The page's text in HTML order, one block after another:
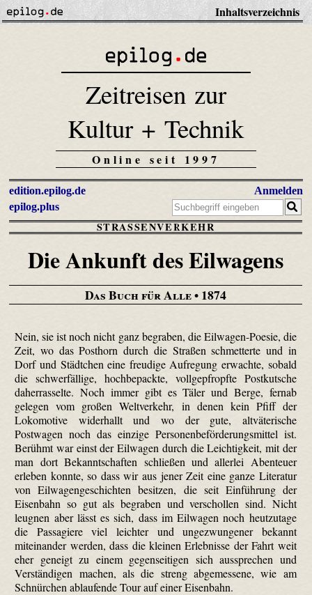
Inhaltsverzeichnis
Zeitreisen zur
Kultur + Technik
Online seit 1997
edition.epilog.de
epilog.plus
Anmelden
STRASSENVERKEHR
Die Ankunft des Eilwagens
Das Buch für Alle• 1874
Nein, sie ist noch nicht ganz begraben, die Eilwagen-Poesie, die
Zeit, wo das Posthorn durch die Straßen schmetterte und in
Dorf und Städtchen eine freudige Aufregung erwachte, sobald
die schwerfällige, hoch­bepackte, vollgepfropfte Postkutsche
daher­rasselte. Noch immer gibt es Täler und Berge, fernab
gelegen vom großen Weltverkehr, in denen kein Pfiff der
Lokomotive widerhallt und wo der gute, alt­väterische
Postwagen noch das einzige Personenbeförderungsmittel ist.
Berühmt war einst der Eilwagen durch die Leichtigkeit, mit der
man dort Bekanntschaften schließen und allerlei Abenteuer
erleben konnte, so dass wir aus jener Zeit eine ganze Literatur
von Eilwagengeschichten besitzen, die seit Einführung der
Eisenbahn so gut als begraben und verschollen sind. Nicht
leugnen aber lässt es sich, dass im Eilwagen noch heutzutage
die Passagiere viel leichter und ungezwungener bekannt
miteinander werden, dass die kleinen Erlebnisse der Fahrt weit
eher geneigt zu einem gegenseitigen sich aussprechen und
Verständigen machen, als die streng abgemessene, wie am
Schnürchen ablaufende Tour auf einer Eisenbahn.